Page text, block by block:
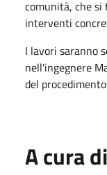
comunità, che
interventi
I lavori saranno
nell'ingegnere
del procedimento
A cura di